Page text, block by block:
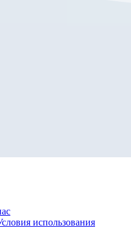
использования